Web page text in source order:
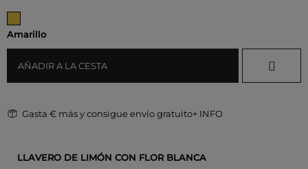
Amarillo
AÑADIR A LA CESTA
Gasta € más y consigue envío gratuito+ INFO
LLAVERO DE LIMÓN CON FLOR BLANCA